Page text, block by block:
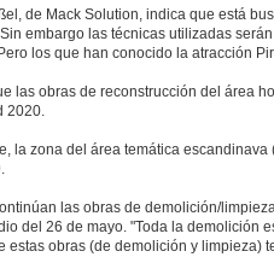
de Mack Solution, indica que está
embargo las técnicas utilizadas
los que han conocido la atracción
las obras de reconstrucción del área
2020.
la zona del área temática
las obras de demolición/
del 26 de mayo. "Toda la demolición
estas obras (de demolición y limpieza)